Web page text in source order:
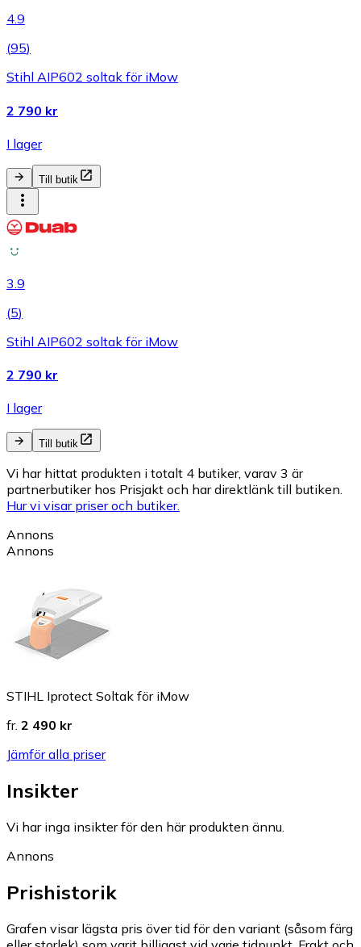
4.9
(95)
Stihl AIP602 soltak för iMow
2 790 kr
I lager
Till butik
3.9
(5)
Stihl AIP602 soltak för iMow
2 790 kr
I lager
Till butik
Vi har hittat produkten i totalt 4 butiker, varav 3 är
partnerbutiker hos Prisjakt och har direktlänk till butiken.
Hur vi visar priser och butiker.
Annons
Annons
STIHL Iprotect Soltak för iMow
fr. 2 490 kr
Jämför alla priser
Insikter
Vi har inga insikter för den här produkten ännu.
Annons
Prishistorik
Grafen visar lägsta pris över tid för den variant (såsom färg